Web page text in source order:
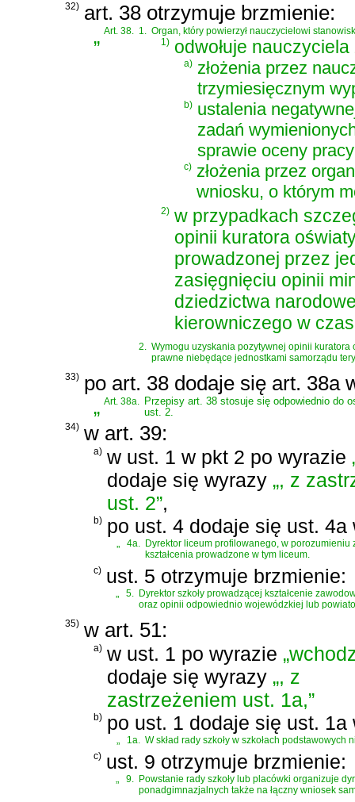
32) art. 38 otrzymuje brzmienie:
„Art. 38. 1. Organ, który powierzył nauczycielowi
1) odwołuje
a) złożenia przez
trzymiesięcznym
b) ustalenia
zadań
sprawie oceny
c) złożenia przez
wniosku, o którym
2) w przypadkach
opinii kuratora
prowadzonej przez
zasięgnięciu opinii
dziedzictwa
kierowniczego w
2. Wymogu uzyskania pozytywnej opinii
prawne niebędące jednostkami samorządu
33) po art. 38 dodaje się art. 38a
„Art. 38a. Przepisy art. 38 stosuje się odpowiednio do
ust. 2.
34) w art. 39:
a) w ust. 1 w pkt 2 po wyrazie
dodaje się wyrazy „, z
ust. 2”,
b) po ust. 4 dodaje się ust. 4a
„ 4a. Dyrektor liceum profilowanego, w
kształcenia prowadzone w tym liceum.
c) ust. 5 otrzymuje brzmienie:
„ 5. Dyrektor szkoły prowadzącej kształcenie
oraz opinii odpowiednio wojewódzkiej lub
35) w art. 51:
a) w ust. 1 po wyrazie
dodaje się wyrazy „, z
zastrzeżeniem ust. 1a,”
b) po ust. 1 dodaje się ust. 1a
„ 1a. W skład rady szkoły w szkołach
c) ust. 9 otrzymuje brzmienie:
„ 9. Powstanie rady szkoły lub placówki organizuje
ponadgimnazjalnych także na łączny wniosek